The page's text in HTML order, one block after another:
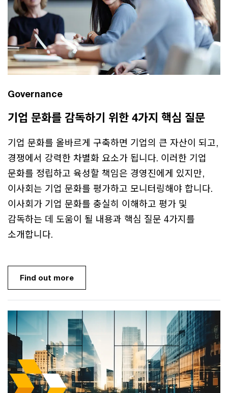
Governance
기업 문화를 감독하기 위한 4가지 핵심 질문
기업 문화를 올바르게 구축하면 기업의 큰 자산이 되고,
경쟁에서 강력한 차별화 요소가 됩니다. 이러한 기업
문화를 정립하고 육성할 책임은 경영진에게 있지만,
이사회는 기업 문화를 평가하고 모니터링해야 합니다.
이사회가 기업 문화를 충실히 이해하고 평가 및
감독하는 데 도움이 될 내용과 핵심 질문 4가지를
소개합니다.
Find out more